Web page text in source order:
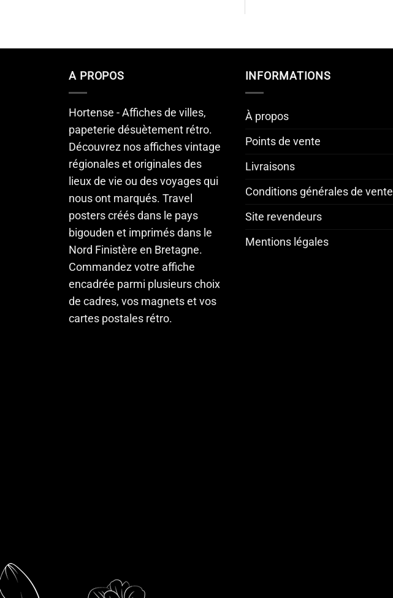
A PROPOS
Hortense - Affiches de villes,
papeterie désuètement rétro.
Découvrez nos affiches vintage
régionales et originales des
lieux de vie ou des voyages qui
nous ont marqués. Travel
posters créés dans le pays
bigouden et imprimés dans le
Nord Finistère en Bretagne.
Commandez votre affiche
encadrée parmi plusieurs choix
de cadres, vos magnets et vos
cartes postales rétro.
INFORMATIONS
À propos
Points de vente
Livraisons
Conditions générales de vente
Site revendeurs
Mentions légales